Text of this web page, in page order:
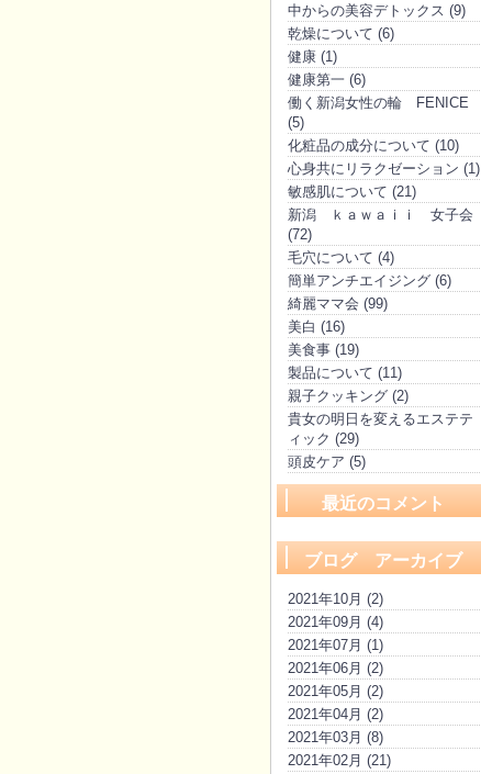
中からの美容デトックス (9)
乾燥について (6)
健康 (1)
健康第一 (6)
働く新潟女性の輪 FENICE
(5)
化粧品の成分について (10)
心身共にリラクゼーション (1)
敏感肌について (21)
新潟 ｋａｗａｉｉ 女子会
(72)
毛穴について (4)
簡単アンチエイジング (6)
綺麗ママ会 (99)
美白 (16)
美食事 (19)
製品について (11)
親子クッキング (2)
貴女の明日を変えるエステテ
ィック (29)
頭皮ケア (5)
最近のコメント
ブログ アーカイブ
2021年10月 (2)
2021年09月 (4)
2021年07月 (1)
2021年06月 (2)
2021年05月 (2)
2021年04月 (2)
2021年03月 (8)
2021年02月 (21)